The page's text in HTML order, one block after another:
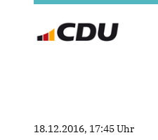
18.12.2016, 17:45 Uhr